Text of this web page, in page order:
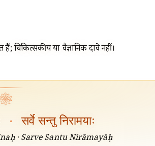
चिकित्सकीय या वैज्ञानिक दावे नहीं।
❀
· सर्वे सन्तु निरामयाः
· Sarve Santu Nirāmayāḥ